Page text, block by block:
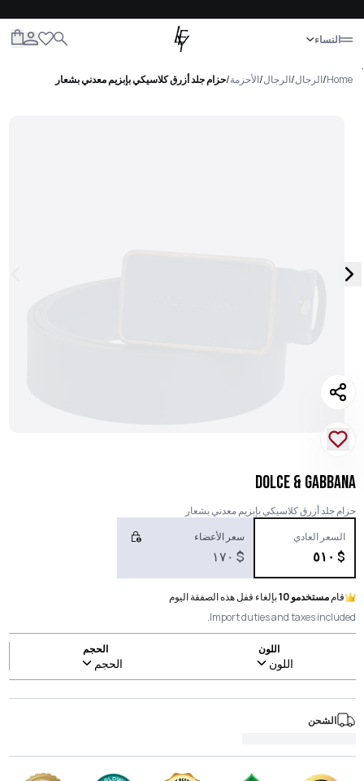
النساء
إغلاق
.
Home
/الرجال/الرجال/الأحزمة/حزام جلد أزرق كلاسيكي بإبزيم معدني بشعار
DOLCE & GABBANA
حزام جلد أزرق كلاسيكي بإبزيم معدني بشعار
السعر العادي
$ ٥١٠
سعر الأعضاء
$ ١٧٠
قاممستخدمو 10
بإلغاء قفل هذه الصفقة اليوم
Import duties and taxes included.
اللون
اللون
الحجم
الحجم
الشحن